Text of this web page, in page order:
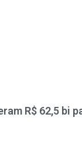
R$ 62,5 bi